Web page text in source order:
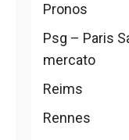
Pronos
Psg – Paris
mercato
Reims
Rennes